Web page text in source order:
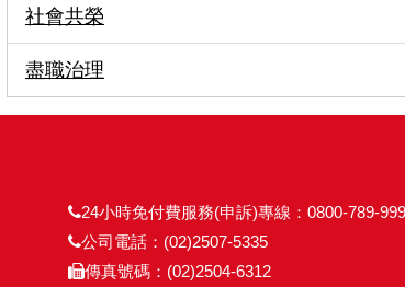
社會共榮
盡職治理
24小時免付費服務(申訴)專線：0800-789-999
公司電話：(02)2507-5335
傳真號碼：(02)2504-6312